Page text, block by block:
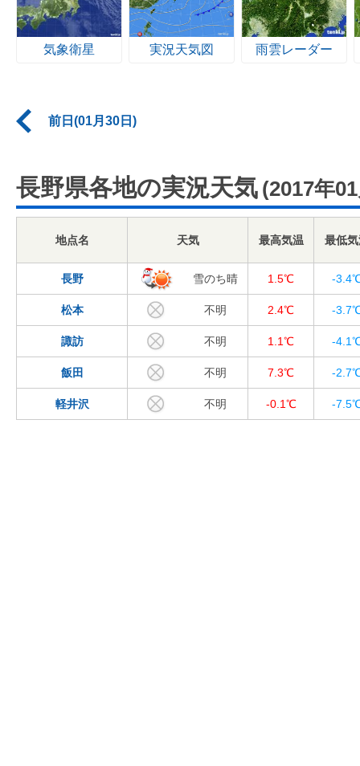
気象衛星 実況天気図 雨雲レーダー
前日(01月30日)
長野県各地の実況天気 (2017年
地点名 天気 最高気温 最低
長野 雪のち晴 1.5℃ -
松本 不明 2.4℃ -
諏訪 不明 1.1℃ -
飯田 不明 7.3℃ -
軽井沢 不明 -0.1℃ -